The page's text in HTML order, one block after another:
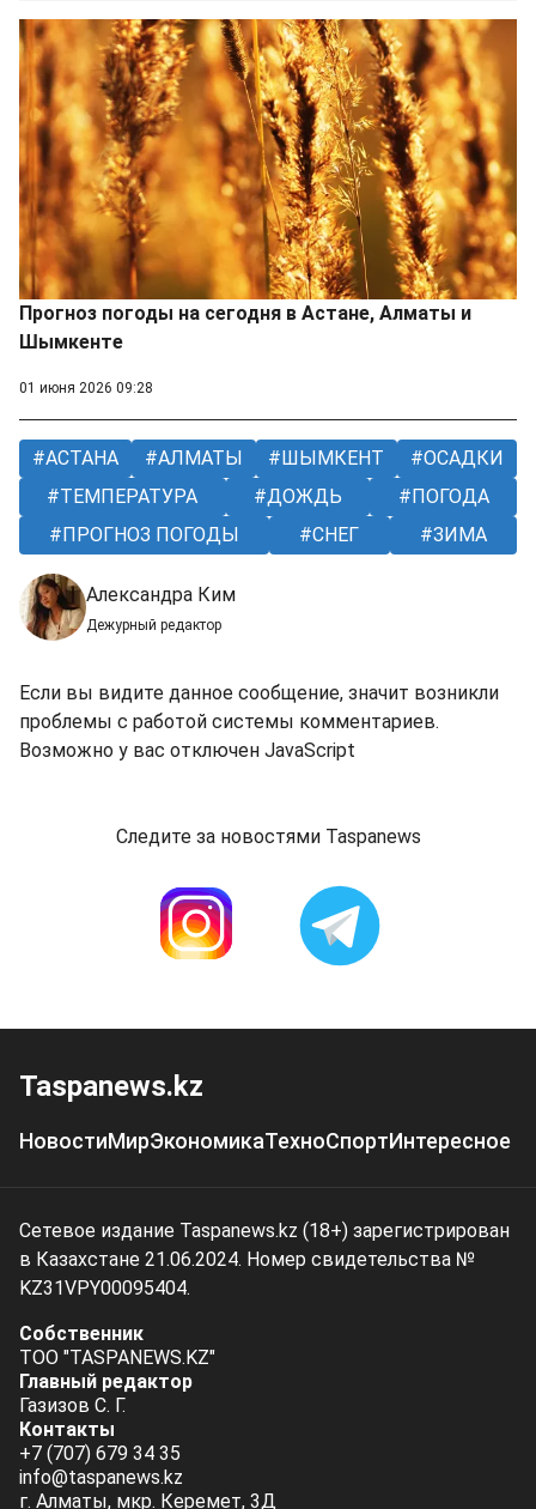
Прогноз погоды на сегодня в Астане, Алматы и
Шымкенте
01 июня 2026 09:28
АСТАНА АЛМАТЫ ШЫМКЕНТ
ОСАДКИ
ТЕМПЕРАТУРА
ДОЖДЬ
ПОГОДА
ПРОГНОЗ ПОГОДЫ
СНЕГ ЗИМА
Александра Ким
Дежурный редактор
Если вы видите данное сообщение, значит возникли
проблемы с работой системы комментариев.
Возможно у вас отключен JavaScript
Следите за новостями Taspanews
Taspanews.kz
НовостиМирЭкономикаТехноСпортИнтересное
Сетевое издание Taspanews.kz (18+) зарегистрирован
в Казахстане 21.06.2024. Номер свидетельства №
KZ31VPY00095404.
Собственник
ТОО "TASPANEWS.KZ"
Главный редактор
Газизов С. Г.
Контакты
+7 (707) 679 34 35
info@taspanews.kz
г. Алматы, мкр. Керемет, 3Д